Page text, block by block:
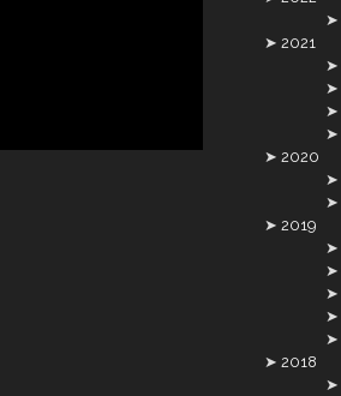
2021
2020
2019
2018